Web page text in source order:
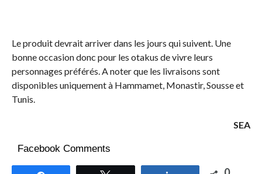
Le produit devrait arriver dans les jours qui suivent. Une
bonne occasion donc pour les otakus de vivre leurs
personnages préférés. A noter que les livraisons sont
disponibles uniquement à Hammamet, Monastir, Sousse et
Tunis.
SEA
Facebook Comments